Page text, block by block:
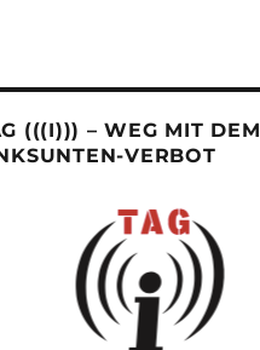
(((I))) – WEG MIT DEM
VERBOT